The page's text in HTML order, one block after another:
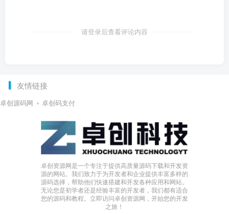
请登录后查看评论内容
友情链接
卓创源码网 卓创码支付
卓创资源网是一个专注于提供高质量源码下载和开发资
源的网站。我们致力于为开发者和企业提供丰富多样的
源码选择，帮助他们快速搭建和开发各种应用和网站。
无论您是初学者还是经验丰富的开发者，我们都有适合
您的源码和教程。立即访问卓创资源网，开始您的开发
之旅！